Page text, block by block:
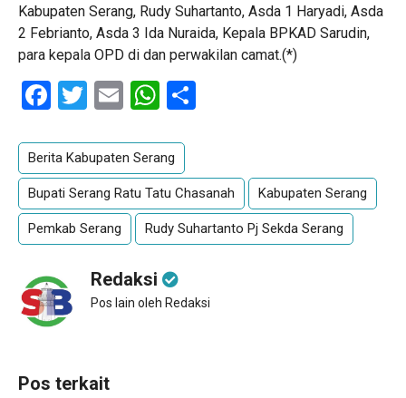
Kabupaten Serang, Rudy Suhartanto, Asda 1 Haryadi, Asda
2 Febrianto, Asda 3 Ida Nuraida, Kepala BPKAD Sarudin,
para kepala OPD di dan perwakilan camat.(*)
Facebook
Twitter
EmailWhatsApp
Berita Kabupaten Serang
Bupati Serang Ratu Tatu Chasanah Kabupaten Serang
Pemkab Serang Rudy Suhartanto Pj Sekda Serang
Redaksi
Pos lain oleh Redaksi
Pos terkait